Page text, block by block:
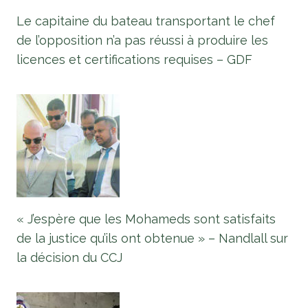
Le capitaine du bateau transportant le chef
de l’opposition n’a pas réussi à produire les
licences et certifications requises – GDF
« J’espère que les Mohameds sont satisfaits
de la justice qu’ils ont obtenue » – Nandlall sur
la décision du CCJ